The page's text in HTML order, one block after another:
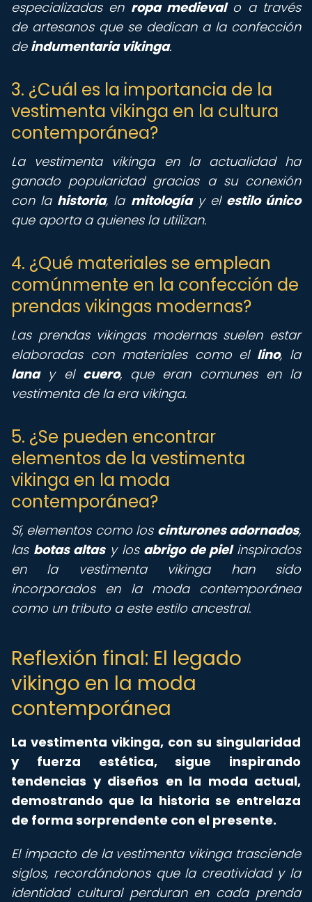
especializadas en ropa medievalo a través
de artesanos que se dedican a la confección
de indumentaria vikinga.
3. ¿Cuál es la importancia de la
vestimenta vikinga en la cultura
contemporánea?
La vestimenta vikinga en la actualidad ha
ganado popularidad gracias a su conexión
con la historia, la mitologíay el estilo único
que aporta a quienes la utilizan.
4. ¿Qué materiales se emplean
comúnmente en la confección de
prendas vikingas modernas?
Las prendas vikingas modernas suelen estar
elaboradas con materiales como el lino, la
lanay el cuero, que eran comunes en la
vestimenta de la era vikinga.
5. ¿Se pueden encontrar
elementos de la vestimenta
vikinga en la moda
contemporánea?
Sí, elementos como los cinturones adornados,
las botas altasy los abrigo de pielinspirados
en la vestimenta vikinga han sido
incorporados en la moda contemporánea
como un tributo a este estilo ancestral.
Reflexión final: El legado
vikingo en la moda
contemporánea
La vestimenta vikinga, con su singularidad
y fuerza estética, sigue inspirando
tendencias y diseños en la moda actual,
demostrando que la historia se entrelaza
de forma sorprendente con el presente.
El impacto de la vestimenta vikinga trasciende
siglos, recordándonos que la creatividad y la
identidad cultural perduran en cada prenda